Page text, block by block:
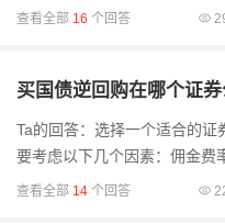
该公司提供三板市场的开户服
查看全部 16 个回答
买国债逆回购在哪个证
Ta的回答：选择一个适合的
要考虑以下几个因素：佣金费
易可能会有不同的佣金费率，
查看全部 14 个回答